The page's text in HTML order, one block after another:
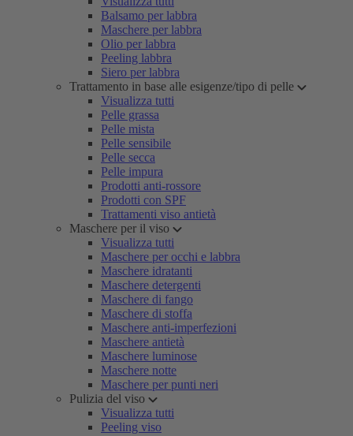
Balsamo per labbra
Maschere per labbra
Olio per labbra
Peeling labbra
Siero per labbra
Trattamento in base alle esigenze/tipo di pelle
Visualizza tutti
Pelle grassa
Pelle mista
Pelle sensibile
Pelle secca
Pelle impura
Prodotti anti-rossore
Prodotti con SPF
Trattamenti viso antietà
Maschere per il viso
Visualizza tutti
Maschere per occhi e labbra
Maschere idratanti
Maschere detergenti
Maschere di fango
Maschere di stoffa
Maschere anti-imperfezioni
Maschere antietà
Maschere luminose
Maschere notte
Maschere per punti neri
Pulizia del viso
Visualizza tutti
Peeling viso